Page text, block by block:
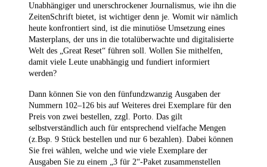
Unabhängiger und unerschrockener Journalismus, wie ihn die
ZeitenSchrift bietet, ist wichtiger denn je. Womit wir nämlich
heute konfrontiert sind, ist die minutiöse Umsetzung eines
Masterplans, der uns in die totalüberwachte und digitalisierte
Welt des „Great Reset“ führen soll. Wollen Sie mithelfen,
damit viele Leute unabhängig und fundiert informiert
werden?
Dann können Sie von den fünfundzwanzig Ausgaben der
Nummern 102–126 bis auf Weiteres drei Exemplare für den
Preis von zwei bestellen, zzgl. Porto. Das gilt
selbstverständlich auch für entsprechend vielfache Mengen
(z.Bsp. 9 Stück bestellen und nur 6 bezahlen). Dabei können
Sie frei wählen, welche und wie viele Exemplare der
Ausgaben Sie zu einem „3 für 2“-Paket zusammenstellen